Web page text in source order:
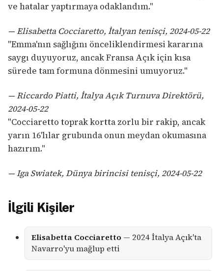
ve hatalar yaptırmaya odaklandım."
— Elisabetta Cocciaretto, İtalyan tenisçi, 2024-05-22
"Emma'nın sağlığını önceliklendirmesi kararına
saygı duyuyoruz, ancak Fransa Açık için kısa
sürede tam formuna dönmesini umuyoruz."
— Riccardo Piatti, İtalya Açık Turnuva Direktörü,
2024-05-22
"Cocciaretto toprak kortta zorlu bir rakip, ancak
yarın 16'lılar grubunda onun meydan okumasına
hazırım."
— Iga Swiatek, Dünya birincisi tenisçi, 2024-05-22
İlgili Kişiler
Elisabetta Cocciaretto — 2024 İtalya Açık'ta
Navarro'yu mağlup etti